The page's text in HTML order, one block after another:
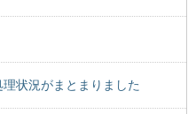
状況がまとまりました